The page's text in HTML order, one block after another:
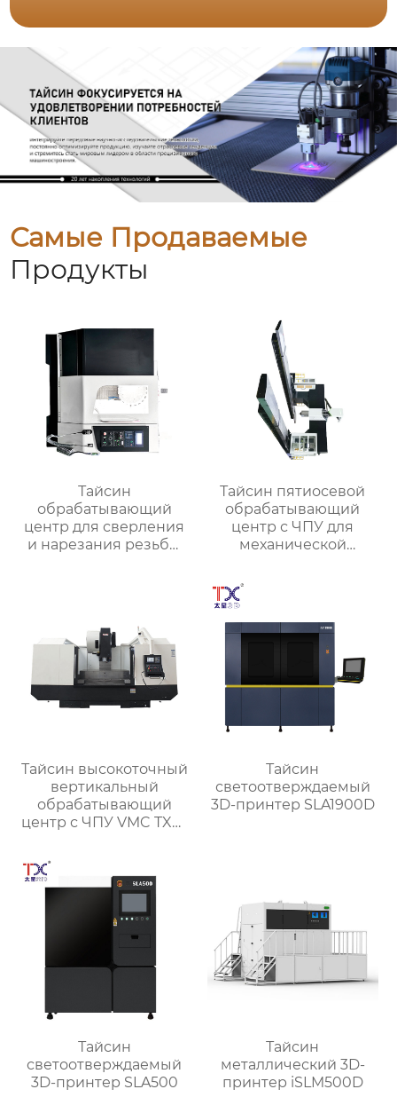
Самые Продаваемые
Продукты
Тайсин
обрабатывающий
центр для сверления
и нарезания резьбы
Тайсин пятиосевой
обрабатывающий
центр с ЧПУ для
механической
Тайсин высокоточный
вертикальный
обрабатывающий
центр с ЧПУ VMC TXP-
Тайсин
светоотверждаемый
3D-принтер SLA1900D
Тайсин
светоотверждаемый
3D-принтер SLA500
Тайсин
металлический 3D-
принтер iSLM500D